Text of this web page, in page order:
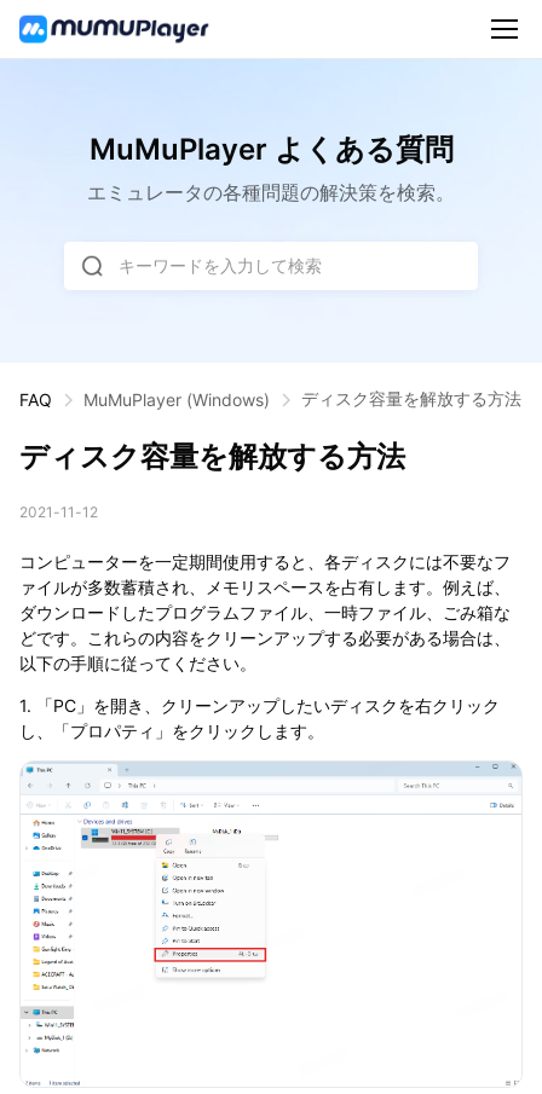
MuMuPlayer よくある質問
エミュレータの各種問題の解決策を検索。
キーワードを入力して検索
FAQ MuMuPlayer (Windows) ディスク容量を解放する方法
ディスク容量を解放する方法
2021-11-12
コンピューターを一定期間使用すると、各ディスクには不要なフ
ァイルが多数蓄積され、メモリスペースを占有します。例えば、
ダウンロードしたプログラムファイル、一時ファイル、ごみ箱な
どです。これらの内容をクリーンアップする必要がある場合は、
以下の手順に従ってください。
1. 「PC」を開き、クリーンアップしたいディスクを右クリック
し、「プロパティ」をクリックします。